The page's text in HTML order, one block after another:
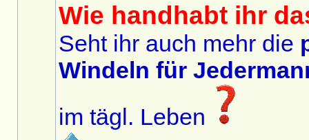
Wie handhabt ihr
Seht ihr auch mehr die
Windeln für
im tägl. Leben